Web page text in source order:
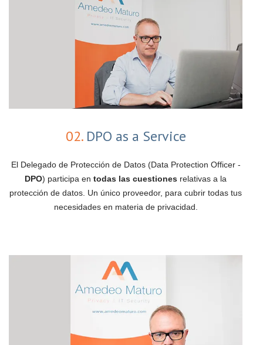
02.DPO as a Service
El Delegado de Protección de Datos (Data Protection Officer -
DPO) participa en todas las cuestiones relativas a la
protección de datos. Un único proveedor, para cubrir todas tus
necesidades en materia de privacidad.